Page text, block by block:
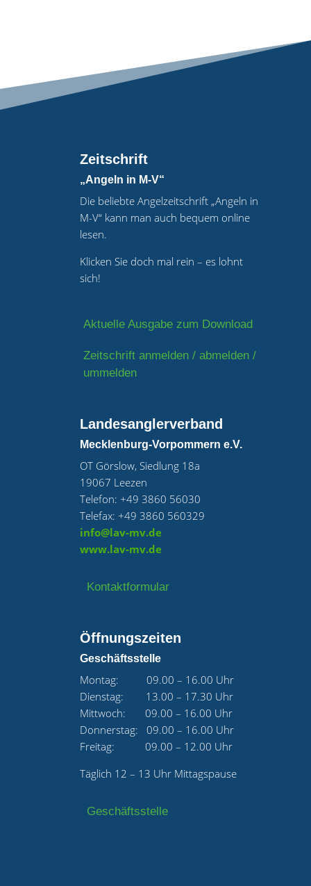
Zeitschrift
„Angeln in M-V“
Die beliebte Angelzeitschrift „Angeln in
M-V“ kann man auch bequem online
lesen.
Klicken Sie doch mal rein – es lohnt
sich!
Aktuelle Ausgabe zum Download
Zeitschrift anmelden / abmelden /
ummelden
Landesanglerverband
Mecklenburg-Vorpommern e.V.
OT Görslow, Siedlung 18a
19067 Leezen
Telefon: +49 3860 56030
Telefax: +49 3860 560329
info@lav-mv.de
www.lav-mv.de
Kontaktformular
Öffnungszeiten
Geschäftsstelle
Montag: 09.00 – 16.00 Uhr
Dienstag: 13.00 – 17.30 Uhr
Mittwoch: 09.00 – 16.00 Uhr
Donnerstag: 09.00 – 16.00 Uhr
Freitag: 09.00 – 12.00 Uhr
Täglich 12 – 13 Uhr Mittagspause
Geschäftsstelle